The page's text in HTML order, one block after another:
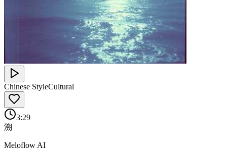
Chinese StyleCultural
3:29
溯
Meloflow AI